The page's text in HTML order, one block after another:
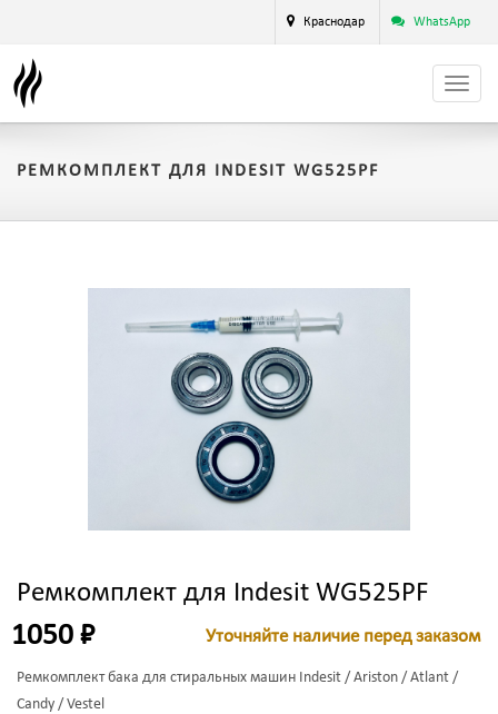
Краснодар WhatsApp
РЕМКОМПЛЕКТ ДЛЯ INDESIT WG525PF
Ремкомплект для Indesit WG525PF
1050 ₽ Уточняйте наличие перед заказом
Ремкомплект бака для стиральных машин Indesit / Ariston / Atlant /
Candy / Vestel